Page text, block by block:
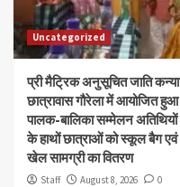
Uncategorized
प्री मैट्रिक अनुसूचित जाति कन्या
छात्रावास गौरेला में आयोजित हुआ
पालक-बालिका सम्मेलन अतिथियों
के हाथों छात्राओं को स्कूल बैग एवं
खेल सामग्री का वितरण
Staff August 8, 2026 0